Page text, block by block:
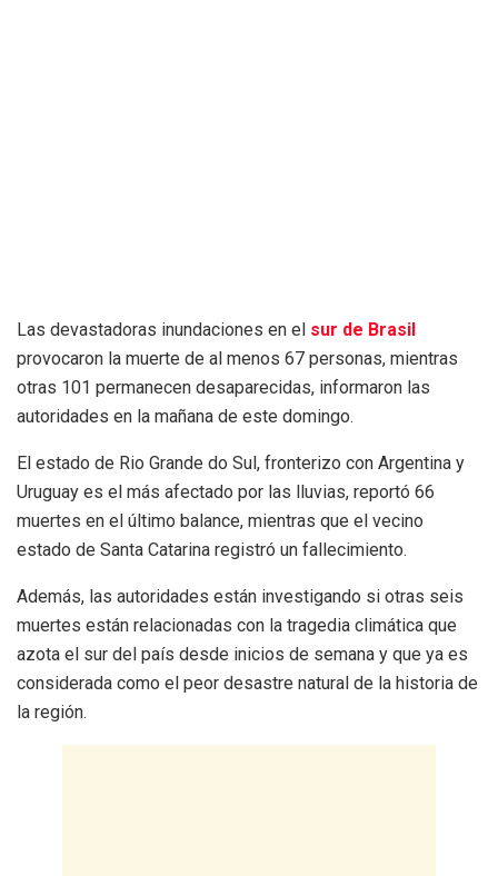
Las devastadoras inundaciones en el sur de Brasil
provocaron la muerte de al menos 67 personas, mientras
otras 101 permanecen desaparecidas, informaron las
autoridades en la mañana de este domingo.
El estado de Rio Grande do Sul, fronterizo con Argentina y
Uruguay es el más afectado por las lluvias, reportó 66
muertes en el último balance, mientras que el vecino
estado de Santa Catarina registró un fallecimiento.
Además, las autoridades están investigando si otras seis
muertes están relacionadas con la tragedia climática que
azota el sur del país desde inicios de semana y que ya es
considerada como el peor desastre natural de la historia de
la región.